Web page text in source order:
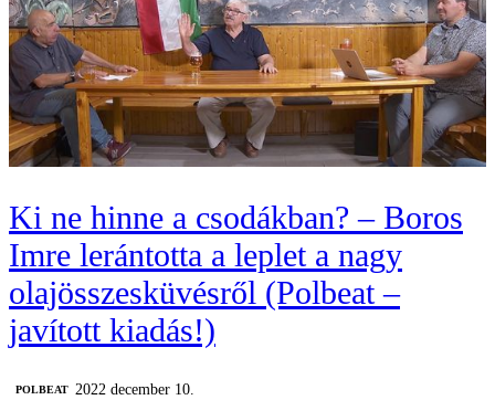
Ki ne hinne a csodákban? – Boros
Imre lerántotta a leplet a nagy
olajösszesküvésről (Polbeat –
javított kiadás!)
‎POLBEAT 2022 december 10.